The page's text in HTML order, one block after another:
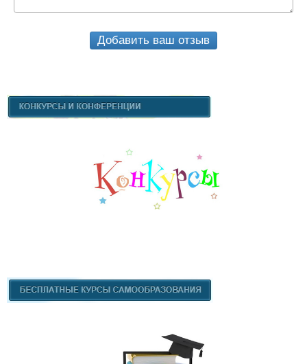
Добавить ваш отзыв